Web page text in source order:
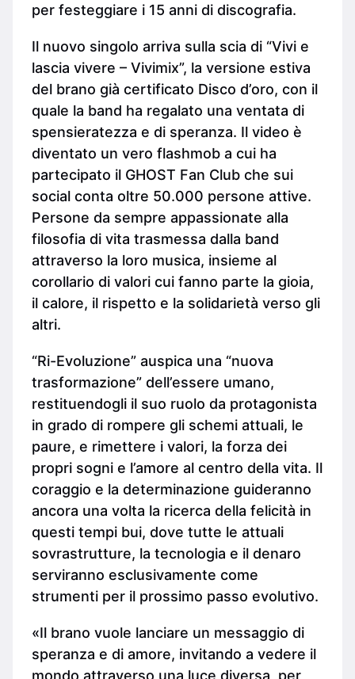
per festeggiare i 15 anni di discografia.
Il nuovo singolo arriva sulla scia di “Vivi e
lascia vivere – Vivimix”, la versione estiva
del brano già certificato Disco d’oro, con il
quale la band ha regalato una ventata di
spensieratezza e di speranza. Il video è
diventato un vero flashmob a cui ha
partecipato il GHOST Fan Club che sui
social conta oltre 50.000 persone attive.
Persone da sempre appassionate alla
filosofia di vita trasmessa dalla band
attraverso la loro musica, insieme al
corollario di valori cui fanno parte la gioia,
il calore, il rispetto e la solidarietà verso gli
altri.
“Ri-Evoluzione” auspica una “nuova
trasformazione” dell’essere umano,
restituendogli il suo ruolo da protagonista
in grado di rompere gli schemi attuali, le
paure, e rimettere i valori, la forza dei
propri sogni e l’amore al centro della vita. Il
coraggio e la determinazione guideranno
ancora una volta la ricerca della felicità in
questi tempi bui, dove tutte le attuali
sovrastrutture, la tecnologia e il denaro
serviranno esclusivamente come
strumenti per il prossimo passo evolutivo.
«Il brano vuole lanciare un messaggio di
speranza e di amore, invitando a vedere il
mondo attraverso una luce diversa, per